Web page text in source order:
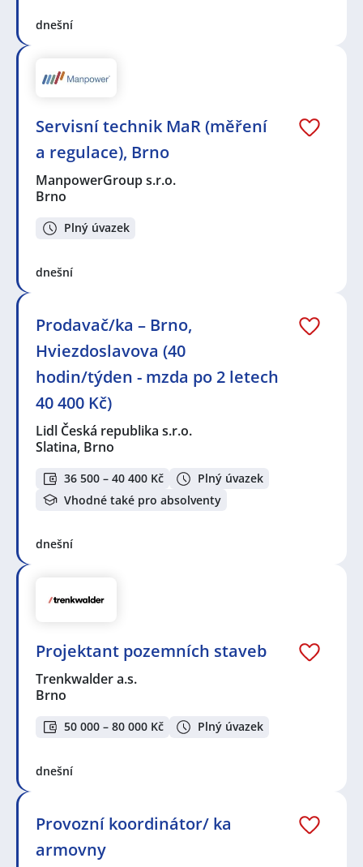
dnešní
Servisní technik MaR (měření
a regulace), Brno
ManpowerGroup s.r.o.
Brno
Plný úvazek
dnešní
Prodavač/ka – Brno,
Hviezdoslavova (40
hodin/týden - mzda po 2 letech
40 400 Kč)
Lidl Česká republika s.r.o.
Slatina, Brno
36 500 – 40 400 Kč
Plný úvazek
Vhodné také pro absolventy
dnešní
Projektant pozemních staveb
Trenkwalder a.s.
Brno
50 000 – 80 000 Kč Plný úvazek
dnešní
Provozní koordinátor/ ka
armovny